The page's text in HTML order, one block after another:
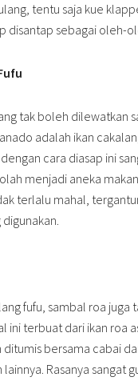
tentu saja kue
disantap sebagai oleh-
tak boleh dilewatkan
adalah ikan
cara diasap ini
menjadi aneka
terlalu mahal,
digunakan.
fufu, sambal roa juga
ini terbuat dari ikan roa
ditumis bersama cabai
Rasanya sangat